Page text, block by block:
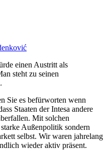
einen Austritt als
steht zu seinen
Sie es befürworten wenn
Staaten der Intesa andere
Mit solchen
Außenpolitik sondern
selbst. Wir waren jahrelang
wieder aktiv präsent.